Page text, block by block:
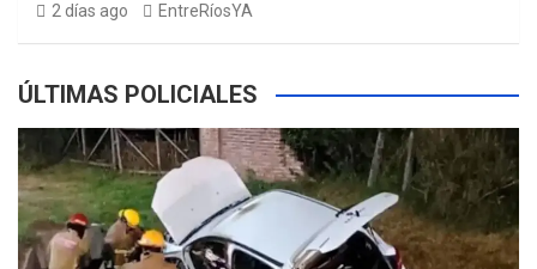
2 días ago EntreRíosYA
ÚLTIMAS POLICIALES